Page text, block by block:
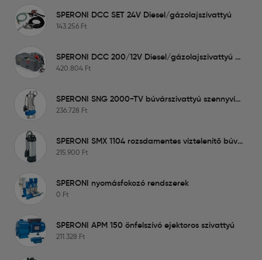
SPERONI DCC SET 24V Diesel/gázolajszivattyú
143.256 Ft
SPERONI DCC 200/12V Diesel/gázolajszivattyú tartállyal
420.804 Ft
SPERONI SNG 2000-TV búvárszivattyú szennyvízre
236.728 Ft
SPERONI SMX 1104 rozsdamentes víztelenítő búvárszivattyú
215.900 Ft
SPERONI nyomásfokozó rendszerek
0 Ft
SPERONI APM 150 önfelszívó ejektoros szivattyú
211.328 Ft